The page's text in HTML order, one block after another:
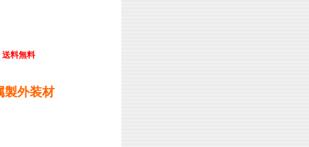
送料無料
製外装材